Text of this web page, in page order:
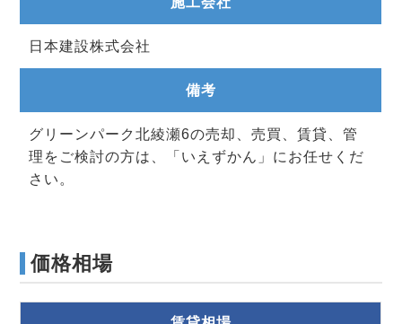
日本建設株式会社
備考
グリーンパーク北綾瀬6の売却、売買、賃貸、管
理をご検討の方は、「いえずかん」にお任せくだ
さい。
価格相場